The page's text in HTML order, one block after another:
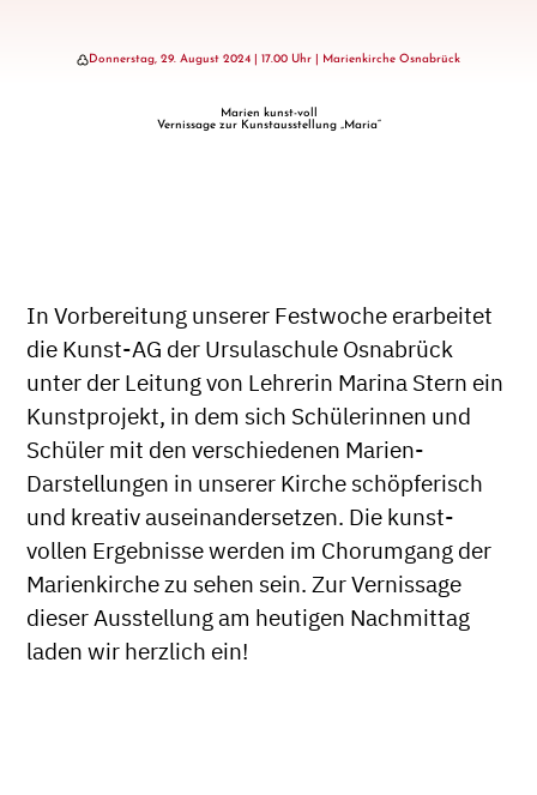
Donnerstag, 29. August 2024 | 17.00 Uhr | Marienkirche Osnabrück
Marien kunst-voll
Vernissage zur Kunstausstellung „Maria“
In Vorbereitung unserer Festwoche erarbeitet
die Kunst-AG der Ursulaschule Osnabrück
unter der Leitung von Lehrerin Marina Stern ein
Kunstprojekt, in dem sich Schülerinnen und
Schüler mit den verschiedenen Marien-
Darstellungen in unserer Kirche schöpferisch
und kreativ auseinandersetzen. Die kunst-
vollen Ergebnisse werden im Chorumgang der
Marienkirche zu sehen sein. Zur Vernissage
dieser Ausstellung am heutigen Nachmittag
laden wir herzlich ein!